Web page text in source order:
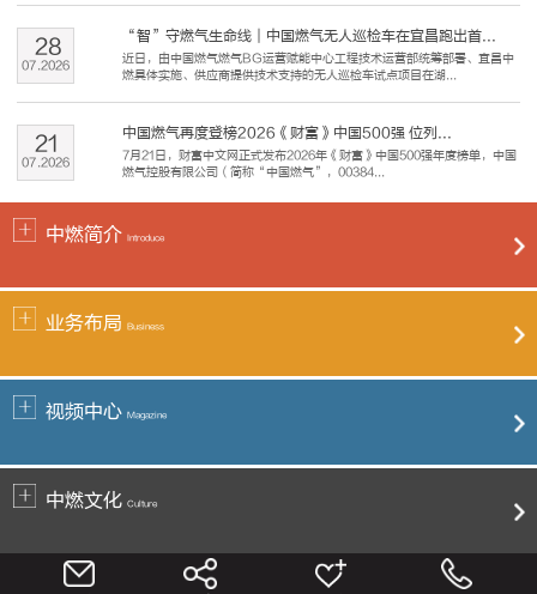
“智”守燃气生命线｜中国燃气无人巡检车在宜昌跑出首...
近日，由中国燃气燃气BG运营赋能中心工程技术运营部统筹部署、宜昌中
燃具体实施、供应商提供技术支持的无人巡检车试点项目在湖...
07.2026
28
中国燃气再度登榜2026《财富》中国500强 位列...
7月21日，财富中文网正式发布2026年《财富》中国500强年度榜单，中国
燃气控股有限公司（简称“中国燃气”，00384...
07.2026
21
中燃简介 Introduce
业务布局 Business
视频中心 Magazine
中燃文化 Culture